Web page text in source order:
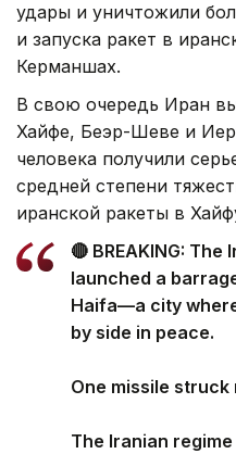
удары и уничтожили
и запуска ракет в
Керманшах.
В свою очередь Иран
Хайфе, Беэр-Шеве и
человека получили
средней степени
иранской ракеты в
🔴 BREAKING:
launched a
Haifa—a city
by side in peace.
One missile struck
The Iranian